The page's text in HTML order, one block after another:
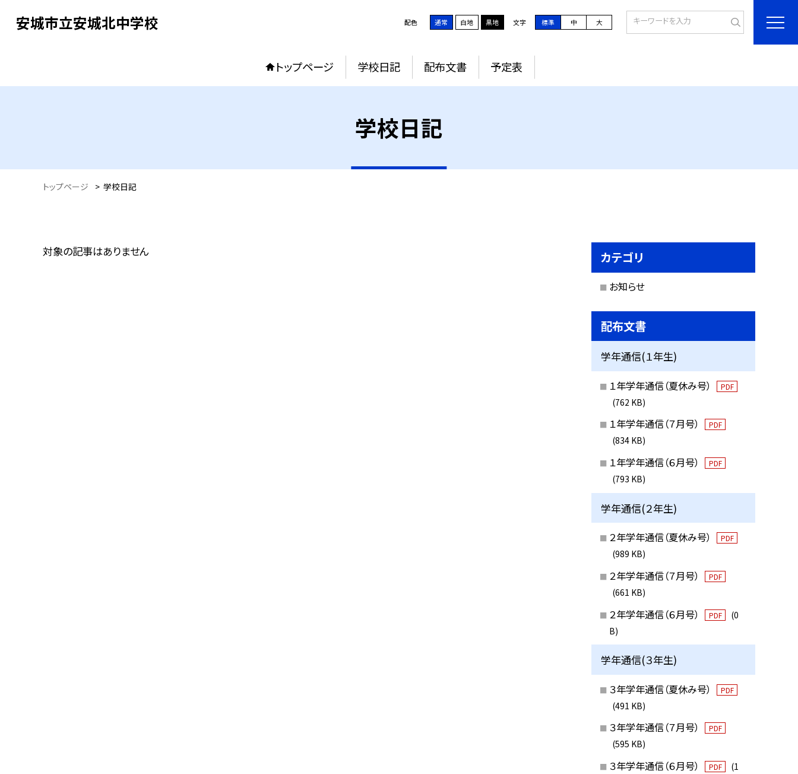
安城市立安城北中学校 配色 通常 白地 黒地 文字 標準 中 大
トップページ 学校日記 配布文書 予定表
学校日記
トップページ > 学校日記
対象の記事はありません カテゴリ
お知らせ
配布文書
学年通信(１年生)
１年学年通信（夏休み号） PDF
(762 KB)
１年学年通信（７月号） PDF
(834 KB)
１年学年通信（６月号） PDF
(793 KB)
学年通信(２年生)
２年学年通信（夏休み号） PDF
(989 KB)
２年学年通信（７月号） PDF
(661 KB)
２年学年通信（６月号） PDF
(0
B)
学年通信(３年生)
３年学年通信（夏休み号） PDF
(491 KB)
３年学年通信（７月号） PDF
(595 KB)
３年学年通信（６月号） PDF
(1